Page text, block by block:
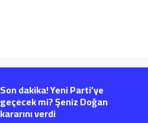
Son dakika! Yeni Parti’ye
geçecek mi? Şeniz Doğan
kararını verdi